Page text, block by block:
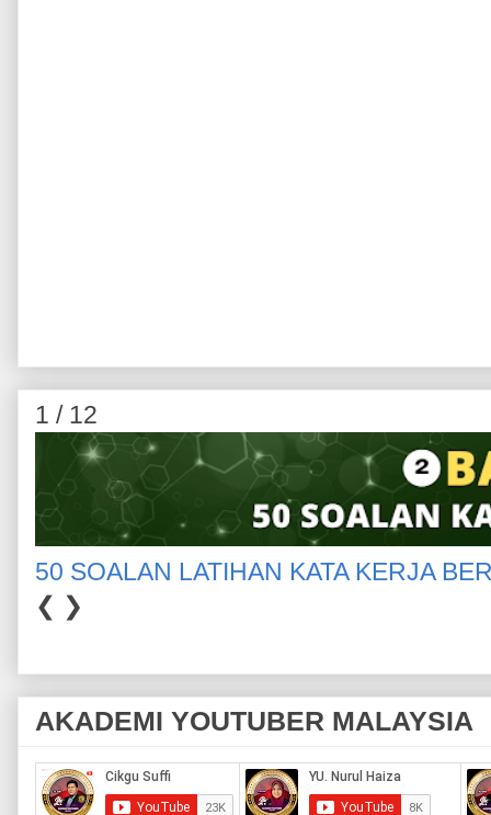
1 / 12
50 SOALAN LATIHAN KATA KERJA
❮ ❯
AKADEMI YOUTUBER MALAYSIA